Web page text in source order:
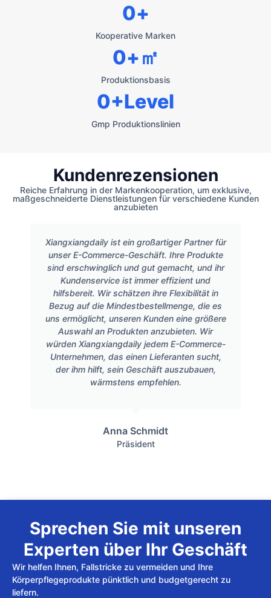
Kooperative Marken
0+
Produktionsbasis
0+㎡
Gmp Produktionslinien
0+Level
Kundenrezensionen
Reiche Erfahrung in der Markenkooperation, um exklusive,
maßgeschneiderte Dienstleistungen für verschiedene Kunden
anzubieten
Xiangxiangdaily ist ein großartiger Partner für
unser E-Commerce-Geschäft. Ihre Produkte
sind erschwinglich und gut gemacht, und ihr
Kundenservice ist immer effizient und
hilfsbereit. Wir schätzen ihre Flexibilität in
Bezug auf die Mindestbestellmenge, die es
uns ermöglicht, unseren Kunden eine größere
Auswahl an Produkten anzubieten. Wir
würden Xiangxiangdaily jedem E-Commerce-
Unternehmen, das einen Lieferanten sucht,
der ihm hilft, sein Geschäft auszubauen,
wärmstens empfehlen.
Anna Schmidt
Präsident
Sprechen Sie mit unseren
Experten über Ihr Geschäft
Wir helfen Ihnen, Fallstricke zu vermeiden und Ihre
Körperpflegeprodukte pünktlich und budgetgerecht zu
liefern.